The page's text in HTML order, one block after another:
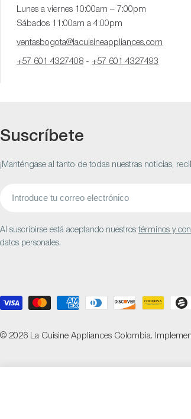
Lunes a viernes 10:00am – 7:00pm
Sábados 11:00am a 4:00pm
ventasbogota@lacuisineappliances.com
+57 601 4327408 - +57 601 4327493
Suscríbete
¡Manténgase al tanto de todas nuestras noticias,
Al suscribirse está aceptando nuestrostérminos y
datos personales.
Métodos
pago
© 2026 La Cuisine Appliances Colombia.